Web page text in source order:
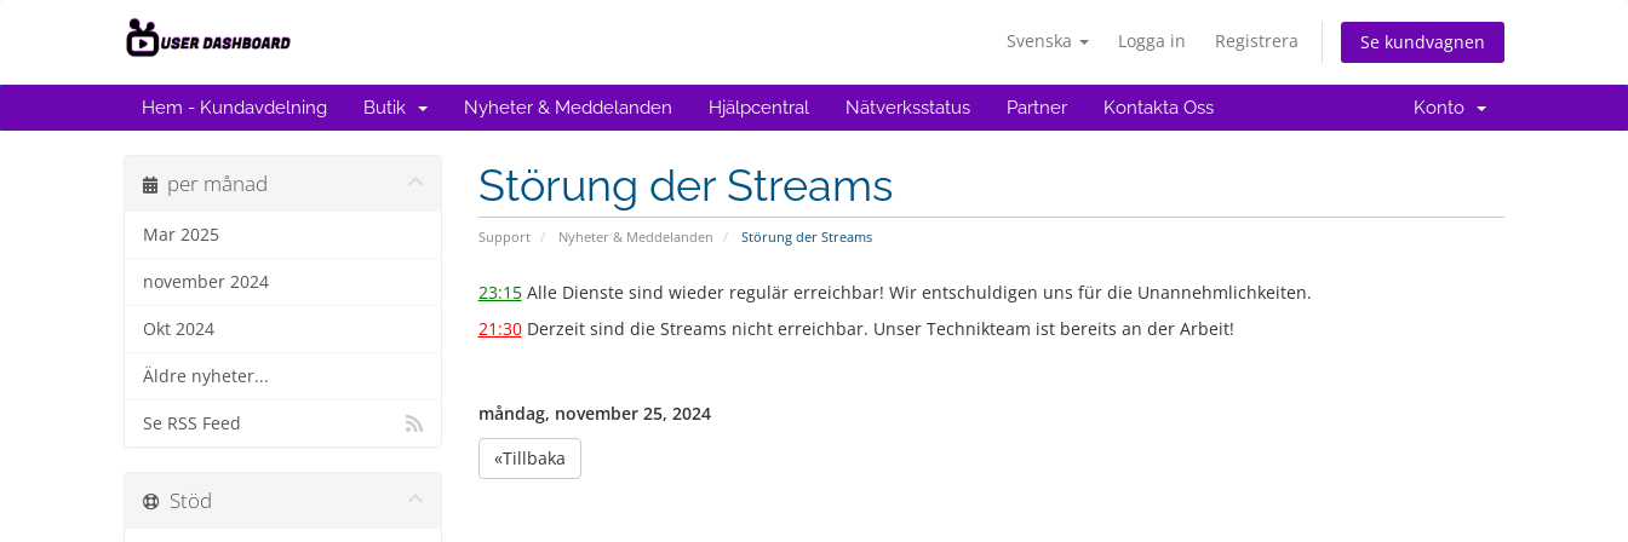
Svenska Logga in Registrera Se kundvagnen
Hem - Kundavdelning Butik Nyheter & Meddelanden Hjälpcentral Nätverksstatus Partner Kontakta Oss Konto
Störung der Streams
Support Nyheter & Meddelanden Störung der Streams
per månad
Mar 2025
november 2024
Okt 2024
Äldre nyheter...
Se RSS Feed
23:15Alle Dienste sind wieder regulär erreichbar! Wir entschuldigen uns für die Unannehmlichkeiten.
21:30Derzeit sind die Streams nicht erreichbar. Unser Technikteam ist bereits an der Arbeit!
måndag, november 25, 2024
«Tillbaka
Stöd